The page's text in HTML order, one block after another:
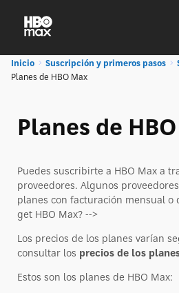
Inicio Suscripción y primeros pasos
Planes de HBO Max
Planes de
Puedes suscribirte a HBO Max a
proveedores. Algunos
planes con facturación mensual o
get HBO Max? -->
Los precios de los planes varían
consultar los precios de los
Estos son los planes de HBO Max: